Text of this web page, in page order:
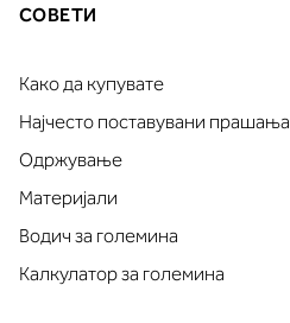
СОВЕТИ
Како да купувате
Најчесто поставувани прашања
Одржување
Материјали
Водич за големина
Калкулатор за големина